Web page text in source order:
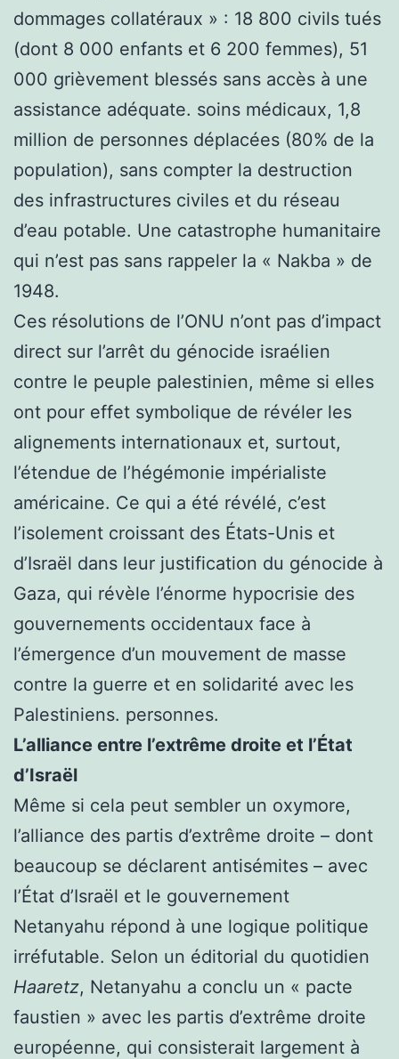
dommages collatéraux » : 18 800 civils tués
(dont 8 000 enfants et 6 200 femmes), 51
000 grièvement blessés sans accès à une
assistance adéquate. soins médicaux, 1,8
million de personnes déplacées (80% de la
population), sans compter la destruction
des infrastructures civiles et du réseau
d’eau potable. Une catastrophe humanitaire
qui n’est pas sans rappeler la « Nakba » de
1948.
Ces résolutions de l’ONU n’ont pas d’impact
direct sur l’arrêt du génocide israélien
contre le peuple palestinien, même si elles
ont pour effet symbolique de révéler les
alignements internationaux et, surtout,
l’étendue de l’hégémonie impérialiste
américaine. Ce qui a été révélé, c’est
l’isolement croissant des États-Unis et
d’Israël dans leur justification du génocide à
Gaza, qui révèle l’énorme hypocrisie des
gouvernements occidentaux face à
l’émergence d’un mouvement de masse
contre la guerre et en solidarité avec les
Palestiniens. personnes.
L’alliance entre l’extrême droite et l’État
d’Israël
Même si cela peut sembler un oxymore,
l’alliance des partis d’extrême droite – dont
beaucoup se déclarent antisémites – avec
l’État d’Israël et le gouvernement
Netanyahu répond à une logique politique
irréfutable. Selon un éditorial du quotidien
Haaretz, Netanyahu a conclu un « pacte
faustien » avec les partis d’extrême droite
européenne, qui consisterait largement à